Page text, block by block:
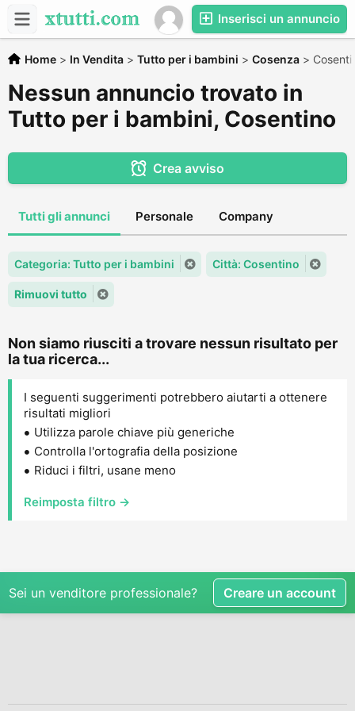
Inserisci un annuncio
Home > In Vendita > Tutto per i bambini > Cosenza >
Nessun annuncio trovato in
Tutto per i bambini, Cosentino
Crea avviso
Tutti gli annunci Personale Company
Categoria: Tutto per i bambini Città: Cosentino
Rimuovi tutto
Non siamo riusciti a trovare nessun risultato per
la tua ricerca...
I seguenti suggerimenti potrebbero aiutarti a ottenere
risultati migliori
Utilizza parole chiave più generiche
Controlla l'ortografia della posizione
Riduci i filtri, usane meno
Reimposta filtro →
Sei un venditore professionale? Creare un account